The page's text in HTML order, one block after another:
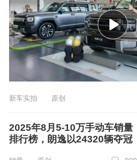
新车实拍 原创
2025年8月5-10万手动车销量
排行榜，朗逸以24320辆夺冠